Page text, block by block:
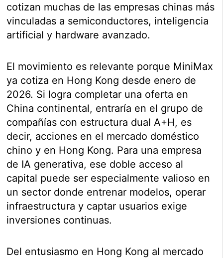
cotizan muchas de las empresas chinas más
vinculadas a semiconductores, inteligencia
artificial y hardware avanzado.
El movimiento es relevante porque MiniMax
ya cotiza en Hong Kong desde enero de
2026. Si logra completar una oferta en
China continental, entraría en el grupo de
compañías con estructura dual A+H, es
decir, acciones en el mercado doméstico
chino y en Hong Kong. Para una empresa
de IA generativa, ese doble acceso al
capital puede ser especialmente valioso en
un sector donde entrenar modelos, operar
infraestructura y captar usuarios exige
inversiones continuas.
Del entusiasmo en Hong Kong al mercado